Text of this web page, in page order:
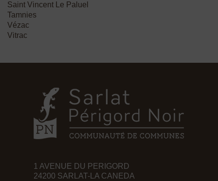
Saint Vincent Le Paluel
Tamnies
Vézac
Vitrac
1 AVENUE DU PERIGORD
24200 SARLAT-LA CANEDA